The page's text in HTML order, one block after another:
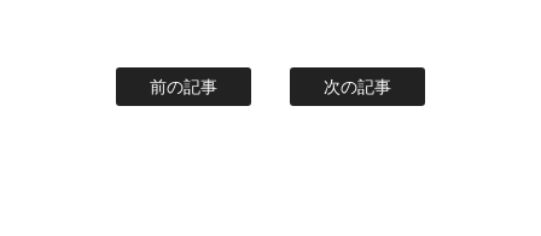
前の記事 次の記事